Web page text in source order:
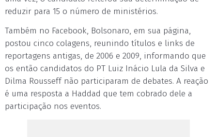
reduzir para 15 o número de ministérios.
Também no Facebook, Bolsonaro, em sua página,
postou cinco colagens, reunindo títulos e links de
reportagens antigas, de 2006 e 2009, informando que
os então candidatos do PT Luiz Inácio Lula da Silva e
Dilma Rousseff não participaram de debates. A reação
é uma resposta a Haddad que tem cobrado dele a
participação nos eventos.